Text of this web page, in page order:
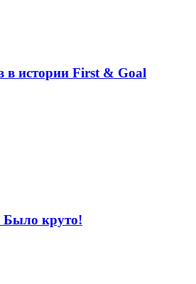
в истории First & Goal
круто!